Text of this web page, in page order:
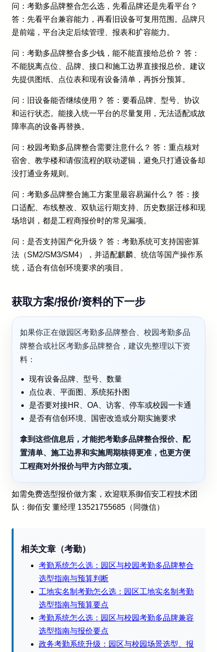
问：考勤多品牌整合怎么选，先看品牌还是先看平台？
答：先看平台兼容能力，再看旧设备可复用范围。品牌只
是前端，平台决定后续管理、报表和扩容能力。
问：考勤多品牌整合多少钱，能不能直接给总价？ 答：
不能脱离点位、品牌、接口和施工边界直接报总价。建议
先提供图纸、点位表和现有设备清单，再拆分预算。
问：旧设备能否继续使用？ 答：要看品牌、型号、协议
和运行状态。能接入统一平台的尽量复用，无法适配或故
障率高的设备再替换。
问：校园考勤多品牌整合需要注意什么？ 答：重点核对
宿舍、教学楼和请假流程的联动逻辑，避免只打通设备却
没打通业务规则。
问：考勤多品牌整合施工方案里最容易漏什么？ 答：接
口适配、布线整改、双轨运行期支持、历史数据迁移和现
场培训，都是工程商报价时的常见漏项。
问：是否支持国产化升级？ 答：考勤系统可支持国密算
法（SM2/SM3/SM4），并适配麒麟、统信等国产操作系
统，适合有信创环境要求的项目。
获取方案/报价/资料的下一步
如果你正在做园区考勤多品牌整合、校园考勤多品
牌整合或社区考勤多品牌整合，建议先整理以下资
料：
现有设备品牌、型号、数量
点位表、平面图、系统拓扑图
是否要对接HR、OA、访客、停车或校园一卡通
是否有信创环境、国密改造或分期实施要求
拿到这些信息后，才能把考勤多品牌整合报价、配
置清单、施工边界和实施周期核得更准，也更方便
工程商对外报价与甲方内部立项。
如需免费选型报价做方案，欢迎联系御佰安工程技术团
队：御佰安 董经理 13521755685（同微信）
相关文章（考勤）
考勤系统怎么选：园区与校园考勤多品牌整合
选型指南与预算判断
工地实名制考勤怎么选：园区工地实名制考勤
选型指南与预算要点
考勤系统怎么选：园区与校园考勤多品牌兼容
选型指南与报价要点
政务考勤系统升级：园区与校园场景选型、报